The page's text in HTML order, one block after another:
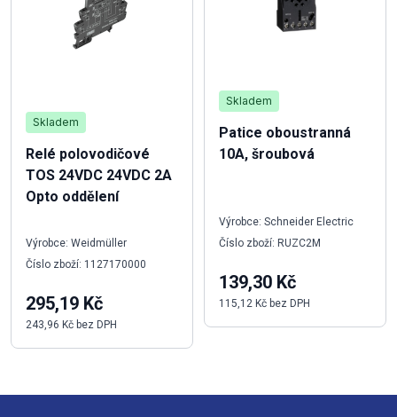
Skladem
Relé polovodičové
TOS 24VDC 24VDC 2A
Opto oddělení
Výrobce: Weidmüller
Číslo zboží: 1127170000
295,19 Kč
243,96 Kč bez DPH
Skladem
Patice oboustranná
10A, šroubová
Výrobce: Schneider Electric
Číslo zboží: RUZC2M
139,30 Kč
115,12 Kč bez DPH